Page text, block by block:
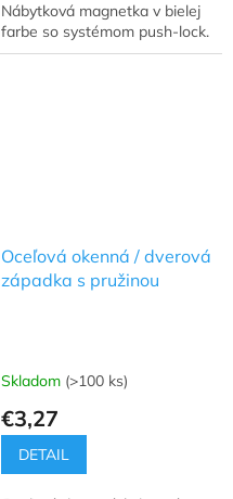
Nábytková magnetka v bielej
farbe so systémom push-lock.
Oceľová okenná / dverová
západka s pružinou
Skladom (>100 ks)
€3,27
DETAIL